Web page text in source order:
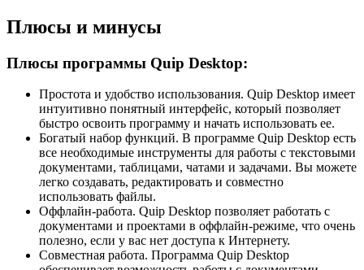
Плюсы и минусы
Плюсы программы Quip Desktop:
Простота и удобство использования. Quip Desktop имеет
интуитивно понятный интерфейс, который позволяет
быстро освоить программу и начать использовать ее.
Богатый набор функций. В программе Quip Desktop есть
все необходимые инструменты для работы с текстовыми
документами, таблицами, чатами и задачами. Вы можете
легко создавать, редактировать и совместно
использовать файлы.
Оффлайн-работа. Quip Desktop позволяет работать с
документами и проектами в оффлайн-режиме, что очень
полезно, если у вас нет доступа к Интернету.
Совместная работа. Программа Quip Desktop